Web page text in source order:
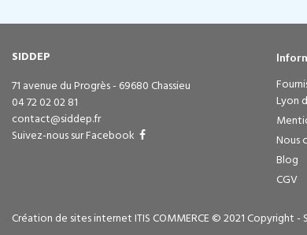
SIDDEP
71 avenue du Progrès - 69680 Chassieu
04 72 02 02 81
contact@siddep.fr
Suivez-nous sur Facebook
Lyon
Nous
Blog
CGV
Création de sites internet ITIS COMMERCE © 2021 Copyright -